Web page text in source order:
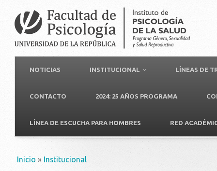
NOTICIAS INSTITUCIONAL LÍNEAS DE
CONTACTO 2024: 25 AÑOS PROGRAMA
LÍNEA DE ESCUCHA PARA HOMBRES RED
Usted está aquí
Inicio » Institucional